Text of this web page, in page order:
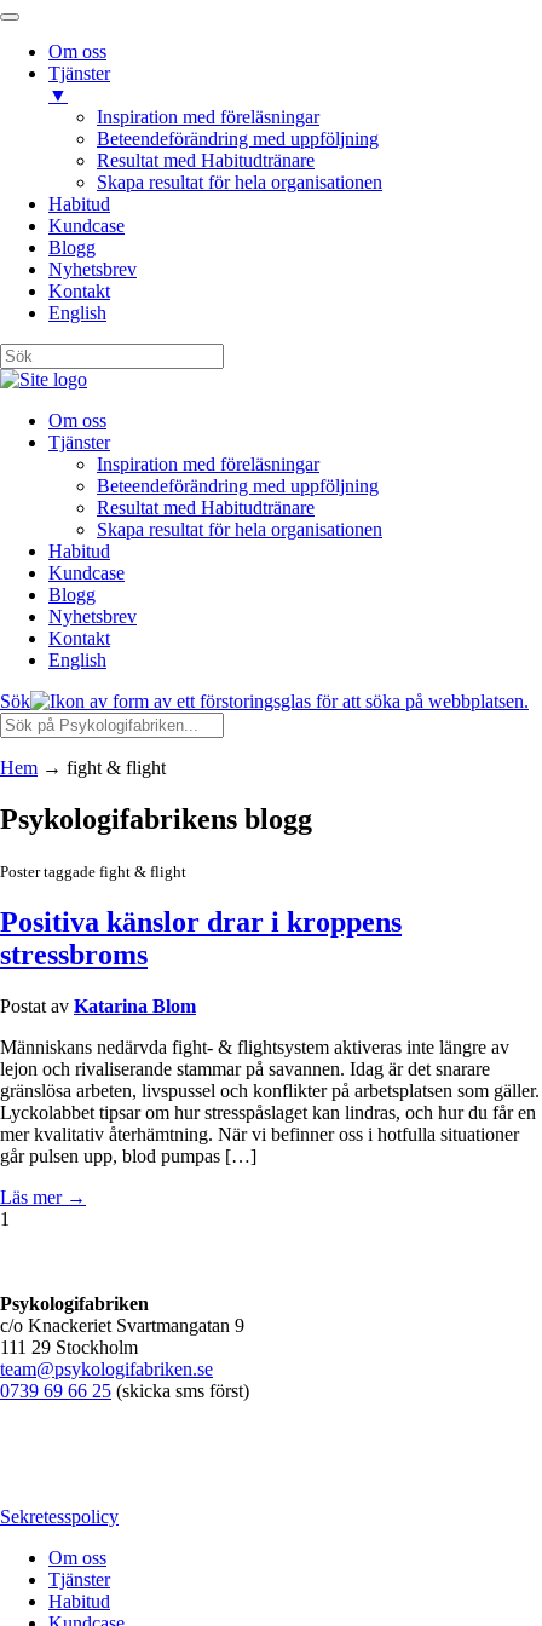
Om oss
Tjänster
▼
Inspiration med föreläsningar
Beteendeförändring med uppföljning
Resultat med Habitudtränare
Skapa resultat för hela organisationen
Habitud
Kundcase
Blogg
Nyhetsbrev
Kontakt
English
Om oss
Tjänster
Inspiration med föreläsningar
Beteendeförändring med uppföljning
Resultat med Habitudtränare
Skapa resultat för hela organisationen
Habitud
Kundcase
Blogg
Nyhetsbrev
Kontakt
English
Sök
Hem → fight & flight
Psykologifabrikens blogg
Poster taggade fight & flight
Positiva känslor drar i kroppens
stressbroms
Postat av Katarina Blom
Människans nedärvda fight- & flightsystem aktiveras inte längre av
lejon och rivaliserande stammar på savannen. Idag är det snarare
gränslösa arbeten, livspussel och konflikter på arbetsplatsen som gäller.
Lyckolabbet tipsar om hur stresspåslaget kan lindras, och hur du får en
mer kvalitativ återhämtning. När vi befinner oss i hotfulla situationer
går pulsen upp, blod pumpas […]
Läs mer →
1
Psykologifabriken
c/o Knackeriet Svartmangatan 9
111 29 Stockholm
team@psykologifabriken.se
0739 69 66 25 (skicka sms först)
Sekretesspolicy
Om oss
Tjänster
Habitud